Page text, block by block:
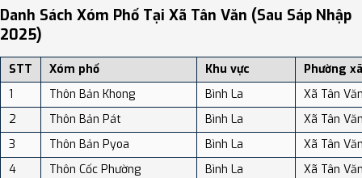
địa điểm tại: VReview.vn - Nền tảng review địa điểm, dịch vụ và du
lịch uy tín tại Việt Nam.
Danh Sách Xóm Phố Tại Xã Tân Văn (sau Sáp Nhập
2025)
STT Xóm phố Khu vực
Phường xã
1
Thôn Bản Khong Bình La
Xã Tân
2
Thôn Bản Pát Bình La
Xã Tân
3
Thôn Bản Pyoa Bình La
Xã Tân
4
Thôn Cốc Phường Bình La
Xã Tân